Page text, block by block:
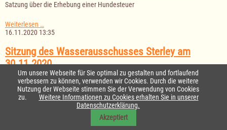
Satzung über die Erhebung einer Hundesteuer
Weiterlesen …Satzung
über
Erhebung
einer
Hundesteuer
16.11.2020 13:35
Sitzung des Wasserausschusses Sterley am
30.11.2020
Sitzung des Wasserausschusses Sterley am 30.11.2020
Weiterlesen …Sitzung
Öffentliche Auslegung der Entwürfe der 8.
Um unsere Webseite für Sie optimal zu gestalten und fortlaufend
verbessern zu können, verwenden wir Cookies. Durch die weitere
Nutzung der Webseite stimmen Sie der Verwendung von Cookies
zu.
Weitere Informationen zu Cookies erhalten Sie in unserer
Datenschutzerklärung.
Akzeptiert